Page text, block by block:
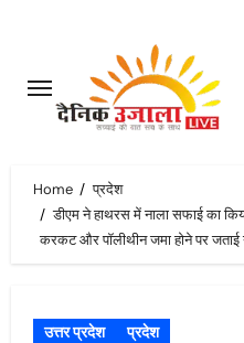
content
Home
प्रदेश
डीएम ने हाथरस में नाला सफाई का
करकट और पॉलीथीन जमा होने पर जताई
उत्तर प्रदेश प्रदेश